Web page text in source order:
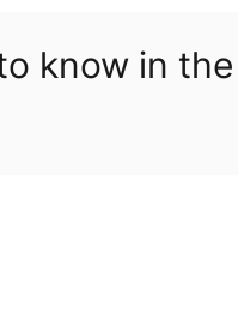
know in